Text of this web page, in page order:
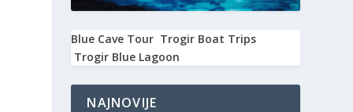
Blue Cave Tour Trogir Boat Trips
Trogir Blue Lagoon
NAJNOVIJE